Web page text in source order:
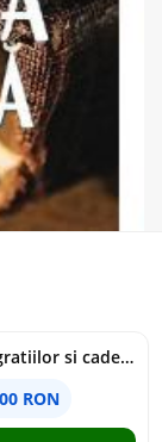
Tragedia migratiilor si caderea imperiilor. Sfantul Augustin si noi - Chantal Delsol
RON